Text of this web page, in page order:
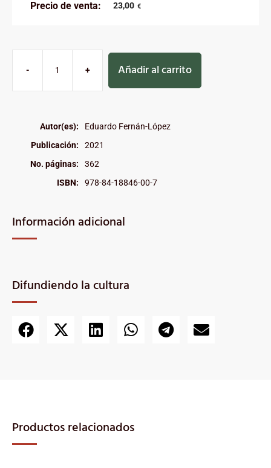
Precio de venta: 23,00 €
- + Añadir al carrito
Autor(es):
Eduardo Fernán-López
Publicación:
2021
No. páginas:
362
ISBN:
978-84-18846-00-7
Información adicional
Difundiendo la cultura
Productos relacionados